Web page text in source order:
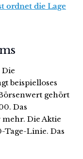
ordnet die Lage
Die
beispielloses
gehört
Das
Die Aktie
Tage-Linie. Das